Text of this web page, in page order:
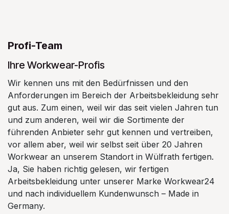
Profi-Team
Ihre Workwear-Profis
Wir kennen uns mit den Bedürfnissen und den
Anforderungen im Bereich der Arbeitsbekleidung sehr
gut aus. Zum einen, weil wir das seit vielen Jahren tun
und zum anderen, weil wir die Sortimente der
führenden Anbieter sehr gut kennen und vertreiben,
vor allem aber, weil wir selbst seit über 20 Jahren
Workwear an unserem Standort in Wülfrath fertigen.
Ja, Sie haben richtig gelesen, wir fertigen
Arbeitsbekleidung unter unserer Marke Workwear24
und nach individuellem Kundenwunsch – Made in
Germany.